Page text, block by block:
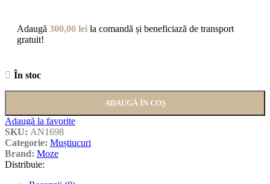
Adaugă 300,00 lei la comandă și beneficiază de transport
gratuit!
În stoc
ADAUGĂ ÎN COȘ
Adaugă la favorite
SKU: AN1698
Categorie: Muștiucuri
Brand: Moze
Distribuie: